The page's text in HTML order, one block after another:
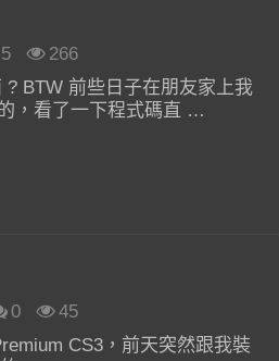
5
266
BTW 前些日子在朋友家上我
，看了一下程式碼直 …
0
45
CS3，前天突然跟我裝